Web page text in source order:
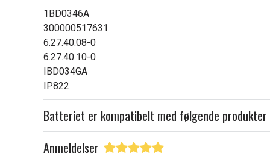
1BD0346A
300000517631
6.27.40.08-0
6.27.40.10-0
IBD034GA
IP822
Batteriet er kompatibelt med følgende produkter
Anmeldelser